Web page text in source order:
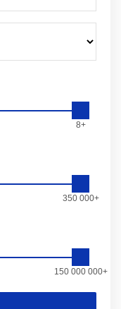
8+
350 000+
150 000 000+